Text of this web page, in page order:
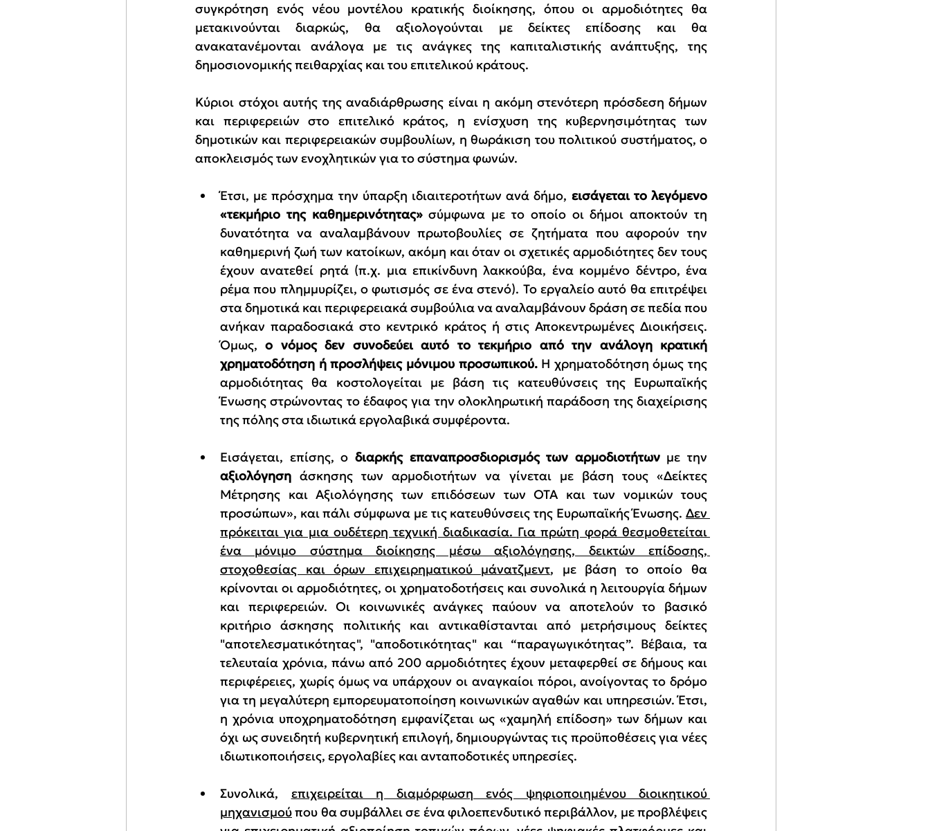
συγκρότηση ενός νέου μοντέλου κρατικής διοίκησης, όπου οι αρμοδιότητες θα
μετακινούνται διαρκώς, θα αξιολογούνται με δείκτες επίδοσης και θα
ανακατανέμονται ανάλογα με τις ανάγκες της καπιταλιστικής ανάπτυξης, της
δημοσιονομικής πειθαρχίας και του επιτελικού κράτους.
Κύριοι στόχοι αυτής της αναδιάρθρωσης είναι η ακόμη στενότερη πρόσδεση δήμων
και περιφερειών στο επιτελικό κράτος, η ενίσχυση της κυβερνησιμότητας των
δημοτικών και περιφερειακών συμβουλίων, η θωράκιση του πολιτικού συστήματος, ο
αποκλεισμός των ενοχλητικών για το σύστημα φωνών.
Έτσι, με πρόσχημα την ύπαρξη ιδιαιτεροτήτων ανά δήμο, εισάγεται το λεγόμενο
«τεκμήριο της καθημερινότητας» σύμφωνα με το οποίο οι δήμοι αποκτούν τη
δυνατότητα να αναλαμβάνουν πρωτοβουλίες σε ζητήματα που αφορούν την
καθημερινή ζωή των κατοίκων, ακόμη και όταν οι σχετικές αρμοδιότητες δεν τους
έχουν ανατεθεί ρητά (π.χ. μια επικίνδυνη λακκούβα, ένα κομμένο δέντρο, ένα
ρέμα που πλημμυρίζει, ο φωτισμός σε ένα στενό). Το εργαλείο αυτό θα επιτρέψει
στα δημοτικά και περιφερειακά συμβούλια να αναλαμβάνουν δράση σε πεδία που
ανήκαν παραδοσιακά στο κεντρικό κράτος ή στις Αποκεντρωμένες Διοικήσεις.
Όμως, ο νόμος δεν συνοδεύει αυτό το τεκμήριο από την ανάλογη κρατική
χρηματοδότηση ή προσλήψεις μόνιμου προσωπικού. Η χρηματοδότηση όμως της
αρμοδιότητας θα κοστολογείται με βάση τις κατευθύνσεις της Ευρωπαϊκής
Ένωσης στρώνοντας το έδαφος για την ολοκληρωτική παράδοση της διαχείρισης
της πόλης στα ιδιωτικά εργολαβικά συμφέροντα.
Εισάγεται, επίσης, ο διαρκής επαναπροσδιορισμός των αρμοδιοτήτων
αξιολόγηση άσκησης των αρμοδιοτήτων να γίνεται με βάση τους «Δείκτες
Μέτρησης και Αξιολόγησης των επιδόσεων των ΟΤΑ και των νομικών τους
προσώπων», και πάλι σύμφωνα με τις κατευθύνσεις της Ευρωπαϊκής Ένωσης. Δεν
πρόκειται για μια ουδέτερη τεχνική διαδικασία. Για πρώτη φορά θεσμοθετείται
ένα μόνιμο σύστημα διοίκησης μέσω αξιολόγησης, δεικτών επίδοσης,
στοχοθεσίας και όρων επιχειρηματικού μάνατζμεντ, με βάση το οποίο θα
κρίνονται οι αρμοδιότητες, οι χρηματοδοτήσεις και συνολικά η λειτουργία δήμων
και περιφερειών. Οι κοινωνικές ανάγκες παύουν να αποτελούν το βασικό
κριτήριο άσκησης πολιτικής και αντικαθίστανται από μετρήσιμους δείκτες
"αποτελεσματικότητας", "αποδοτικότητας" και “παραγωγικότητας”. Βέβαια, τα
τελευταία χρόνια, πάνω από 200 αρμοδιότητες έχουν μεταφερθεί σε δήμους και
περιφέρειες, χωρίς όμως να υπάρχουν οι αναγκαίοι πόροι, ανοίγοντας το δρόμο
για τη μεγαλύτερη εμπορευματοποίηση κοινωνικών αγαθών και υπηρεσιών. Έτσι,
η χρόνια υποχρηματοδότηση εμφανίζεται ως «χαμηλή επίδοση» των δήμων και
όχι ως συνειδητή κυβερνητική επιλογή, δημιουργώντας τις προϋποθέσεις για νέες
ιδιωτικοποιήσεις, εργολαβίες και ανταποδοτικές υπηρεσίες.
Συνολικά, επιχειρείται η διαμόρφωση ενός ψηφιοποιημένου διοικητικού
μηχανισμού που θα συμβάλλει σε ένα φιλοεπενδυτικό περιβάλλον, με προβλέψεις